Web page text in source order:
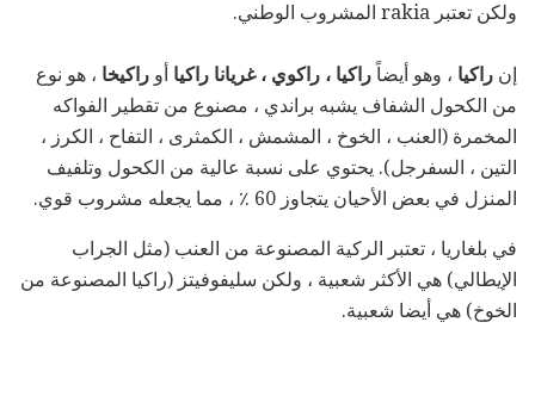
ولكن تعتبر rakia المشروب الوطني.
إن راكيا ، وهو أيضاً راكيا ، راكوي ، غريانا راكيا أو راكيخا ، هو نوع
من الكحول الشفاف يشبه براندي ، مصنوع من تقطير الفواكه
المخمرة (العنب ، الخوخ ، المشمش ، الكمثرى ، التفاح ، الكرز ،
التين ، السفرجل). يحتوي على نسبة عالية من الكحول وتلفيف
المنزل في بعض الأحيان يتجاوز 60 ٪ ، مما يجعله مشروب قوي.
في بلغاريا ، تعتبر الركية المصنوعة من العنب (مثل الجراب
الإيطالي) هي الأكثر شعبية ، ولكن سليفوفيتز (راكيا المصنوعة من
الخوخ) هي أيضا شعبية.